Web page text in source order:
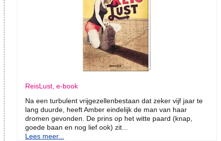
ReisLust, e-book
Na een turbulent vrijgezellenbestaan dat zeker vijf jaar te
lang duurde, heeft Amber eindelijk de man van haar
dromen gevonden. De prins op het witte paard (knap,
goede baan en nog lief ook) zit...
Lees meer...